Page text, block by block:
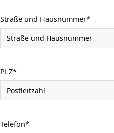
Straße und Hausnummer*
PLZ*
Telefon*